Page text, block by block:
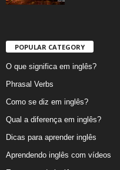
POPULAR CATEGORY
O que significa em inglês?
Phrasal Verbs
Como se diz em inglês?
Qual a diferença em inglês?
Dicas para aprender inglês
Aprendendo inglês com vídeos